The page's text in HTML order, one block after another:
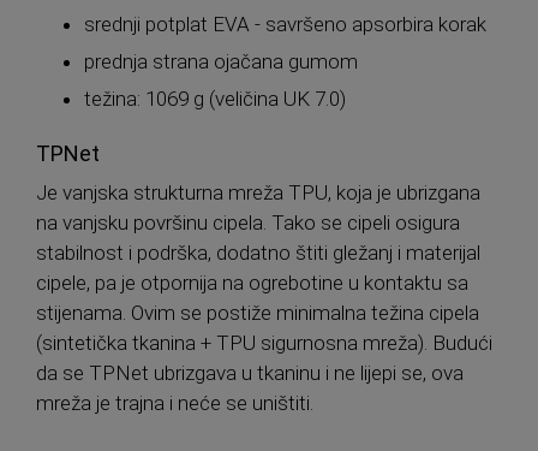
srednji potplat EVA - savršeno apsorbira korak
prednja strana ojačana gumom
težina: 1069 g (veličina UK 7.0)
TPNet
Je vanjska strukturna mreža TPU, koja je ubrizgana
na vanjsku površinu cipela. Tako se cipeli osigura
stabilnost i podrška, dodatno štiti gležanj i materijal
cipele, pa je otpornija na ogrebotine u kontaktu sa
stijenama. Ovim se postiže minimalna težina cipela
(sintetička tkanina + TPU sigurnosna mreža). Budući
da se TPNet ubrizgava u tkaninu i ne lijepi se, ova
mreža je trajna i neće se uništiti.